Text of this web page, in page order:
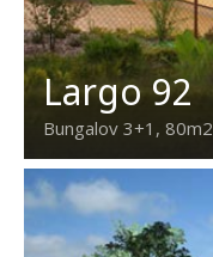
Largo 92
Bungalov 3+1, 80m2